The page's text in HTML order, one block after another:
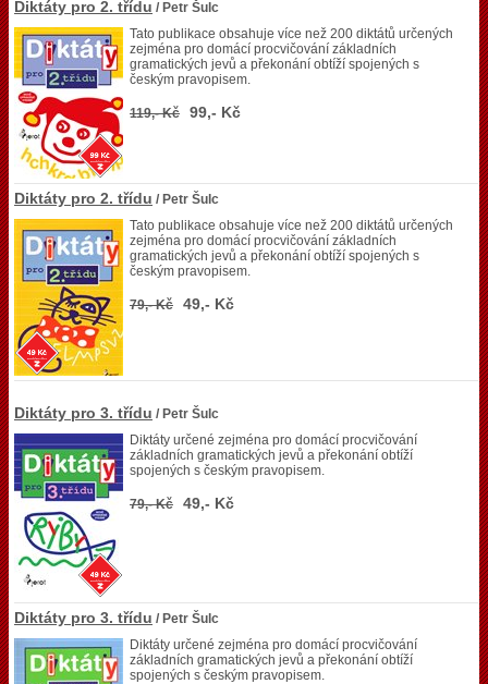
Diktáty pro 2. třídu / Petr Šulc
Tato publikace obsahuje více než 200 diktátů určených
zejména pro domácí procvičování základních
gramatických jevů a překonání obtíží spojených s
českým pravopisem.
119,- Kč 99,- Kč
Diktáty pro 2. třídu / Petr Šulc
Tato publikace obsahuje více než 200 diktátů určených
zejména pro domácí procvičování základních
gramatických jevů a překonání obtíží spojených s
českým pravopisem.
79,- Kč 49,- Kč
Diktáty pro 3. třídu / Petr Šulc
Diktáty určené zejména pro domácí procvičování
základních gramatických jevů a překonání obtíží
spojených s českým pravopisem.
79,- Kč 49,- Kč
Diktáty pro 3. třídu / Petr Šulc
Diktáty určené zejména pro domácí procvičování
základních gramatických jevů a překonání obtíží
spojených s českým pravopisem.